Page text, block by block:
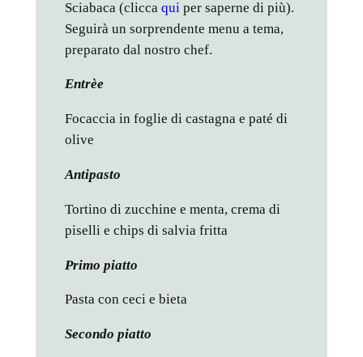
Sciabaca (clicca qui per saperne di più).
Seguirà un sorprendente menu a tema,
preparato dal nostro chef.
Entrèe
Focaccia in foglie di castagna e paté di
olive
Antipasto
Tortino di zucchine e menta, crema di
piselli e chips di salvia fritta
Primo piatto
Pasta con ceci e bieta
Secondo piatto